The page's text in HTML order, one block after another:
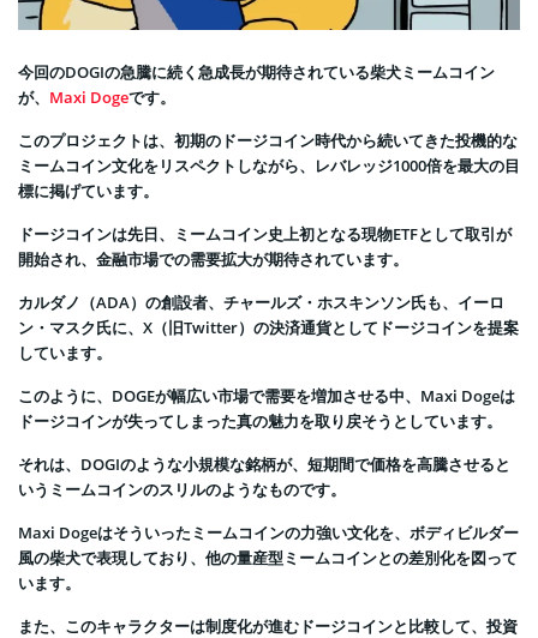
今回のDOGIの急騰に続く急成長が期待されている柴犬ミームコイン
が、 Maxi Dogeです。
このプロジェクトは、初期のドージコイン時代から続いてきた投機的な
ミームコイン文化をリスペクトしながら、レバレッジ1000倍を最大の目
標に掲げています。
ドージコインは先日、ミームコイン史上初となる現物ETFとして取引が
開始され、金融市場での需要拡大が期待されています。
カルダノ（ADA）の創設者、チャールズ・ホスキンソン氏も、イーロ
ン・マスク氏に、X（旧Twitter）の決済通貨としてドージコインを提案
しています。
このように、DOGEが幅広い市場で需要を増加させる中、Maxi Dogeは
ドージコインが失ってしまった真の魅力を取り戻そうとしています。
それは、DOGIのような小規模な銘柄が、短期間で価格を高騰させると
いうミームコインのスリルのようなものです。
Maxi Dogeはそういったミームコインの力強い文化を、ボディビルダー
風の柴犬で表現しており、他の量産型ミームコインとの差別化を図って
います。
また、このキャラクターは制度化が進むドージコインと比較して、投資